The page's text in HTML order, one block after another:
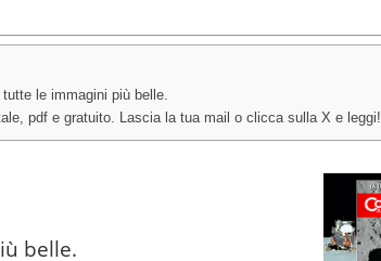
le immagini più belle.
pdf e gratuito. Lascia la tua mail o clicca sulla X e leggi!
belle.